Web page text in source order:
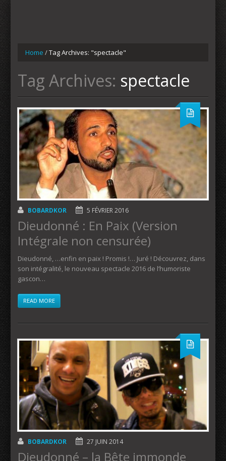
Home /Tag Archives: "spectacle"
Tag Archives: spectacle
BOBARDKOR 5 FÉVRIER 2016
Dieudonné : En Paix (Version
Intégrale non censurée)
Dieudonné, …enfin en paix ! Promis !… Juré ! Découvrez, dans
son intégralité, le nouveau spectacle 2016 de l’humoriste
gascon…
READ MORE
BOBARDKOR 27 JUIN 2014
Dieudonné – la Bête immonde